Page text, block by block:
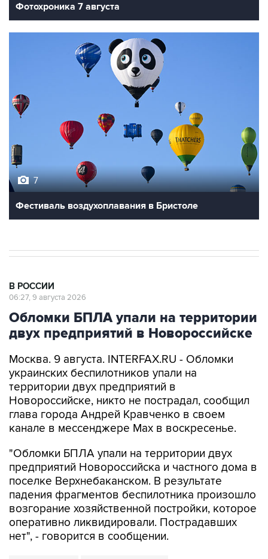
Фотохроника 7 августа
7
Фестиваль воздухоплавания в Бристоле
В РОССИИ
06:27, 9 августа 2026
Обломки БПЛА упали на территории
двух предприятий в Новороссийске
Москва. 9 августа. INTERFAX.RU - Обломки
украинских беспилотников упали на
территории двух предприятий в
Новороссийске, никто не пострадал, сообщил
глава города Андрей Кравченко в своем
канале в мессенджере Max в воскресенье.
"Обломки БПЛА упали на территории двух
предприятий Новороссийска и частного дома в
поселке Верхнебаканском. В результате
падения фрагментов беспилотника произошло
возгорание хозяйственной постройки, которое
оперативно ликвидировали. Пострадавших
нет", - говорится в сообщении.